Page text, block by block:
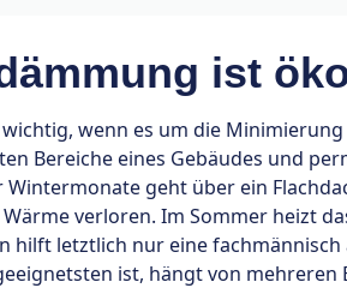
ist
wenn es um die
Bereiche eines Gebäudes und
geht über ein
verloren. Im Sommer heizt
hilft letztlich nur eine
ist, hängt von